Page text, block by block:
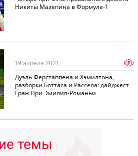
Никиты Мазепина в Формуле-1
Дуэль Ферстаппена и Хэмилтона,
разборки Боттаса и Рассела: дайджест
Гран При Эмилия-Романьи
19 апреля 2021 p
темы